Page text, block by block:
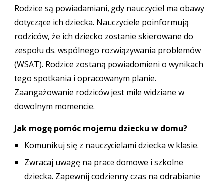
Rodzice są powiadamiani, gdy nauczyciel ma obawy
dotyczące ich dziecka. Nauczyciele poinformują
rodziców, że ich dziecko zostanie skierowane do
zespołu ds. wspólnego rozwiązywania problemów
(WSAT). Rodzice zostaną powiadomieni o wynikach
tego spotkania i opracowanym planie.
Zaangażowanie rodziców jest mile widziane w
dowolnym momencie.
Jak mogę pomóc mojemu dziecku w domu?
Komunikuj się z nauczycielami dziecka w klasie.
Zwracaj uwagę na prace domowe i szkolne
dziecka. Zapewnij codzienny czas na odrabianie